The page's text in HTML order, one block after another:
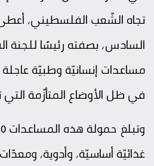
تجاه الشّعب الفلسطيني،
السادس، بصفته رئيسًا للجنة
مساعدات إنسانيّة وطبيّة
في ظل الأوضاع المتأزّمة
غذائيّة أساسيّة، وأدوية،